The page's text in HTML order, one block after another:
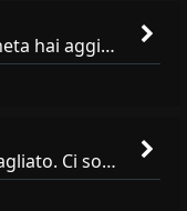
Difficile fare un confronto! Da Veneta hai aggiunto i pensili a tutta altezza e una colonna dispensa da 30, che da soli
Chiudi tutto e parti tranquillo? Sbagliato. Ci sono 3 comportamenti che dicono ai ladri &quot;sono via per due settimane